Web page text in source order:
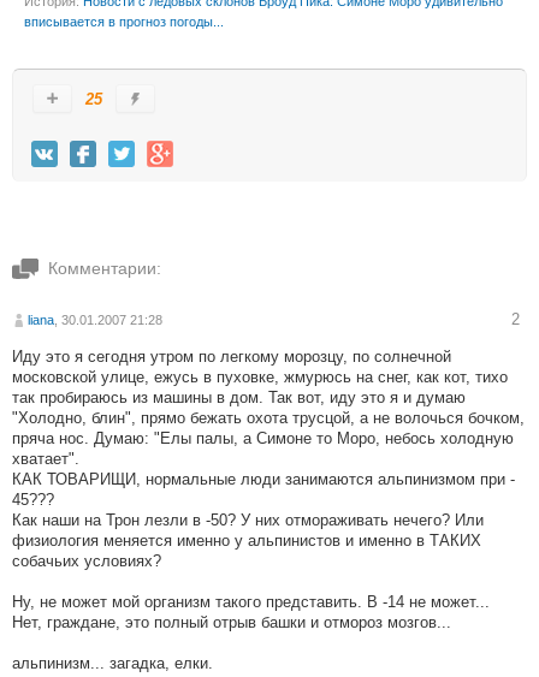
вписывается в прогноз погоды...
25
Комментарии:
liana , 30.01.2007 21:28 2
Иду это я сегодня утром по легкому морозцу, по солнечной
московской улице, ежусь в пуховке, жмурюсь на снег, как кот, тихо
так пробираюсь из машины в дом. Так вот, иду это я и думаю
"Холодно, блин", прямо бежать охота трусцой, а не волочься бочком,
пряча нос. Думаю: "Елы палы, а Симоне то Моро, небось холодную
хватает".
КАК ТОВАРИЩИ, нормальные люди занимаются альпинизмом при -
45???
Как наши на Трон лезли в -50? У них отмораживать нечего? Или
физиология меняется именно у альпинистов и именно в ТАКИХ
собачьих условиях?
Ну, не может мой организм такого представить. В -14 не может...
Нет, граждане, это полный отрыв башки и отмороз мозгов...
альпинизм... загадка, елки.